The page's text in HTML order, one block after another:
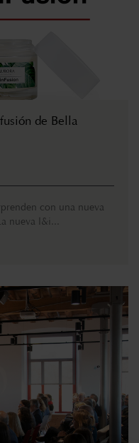
de Bella
con una nueva
nueva l&i...